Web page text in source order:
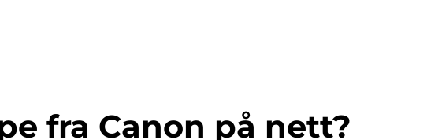
fra Canon på nett?